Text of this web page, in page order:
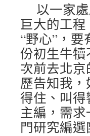
以一家
巨大的工
“野心”，
份初生牛
次前去北
歷告知我
得住、叫
主編，需
門研究編選